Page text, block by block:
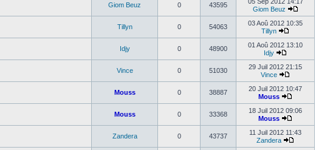
Giom Beuz 0 43595
Giom Beuz
Tillyn 0 54063
03 Aoû 2012 10:35
Tillyn
Idjy 0 48900
01 Aoû 2012 13:10
Idjy
Vince 0 51030
29 Juil 2012 21:15
Vince
Mouss 0 38887
20 Juil 2012 10:47
Mouss
Mouss 0 33368
18 Juil 2012 09:06
Mouss
Zandera 0 43737
11 Juil 2012 11:43
Zandera